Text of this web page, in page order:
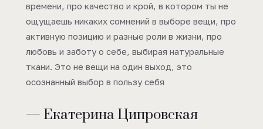
времени, про качество и крой, в котором ты не
ощущаешь никаких сомнений в выборе вещи, про
активную позицию и разные роли в жизни, про
любовь и заботу о себе, выбирая натуральные
ткани. Это не вещи на один выход, это
осознанный выбор в пользу себя
— Екатерина Ципровская